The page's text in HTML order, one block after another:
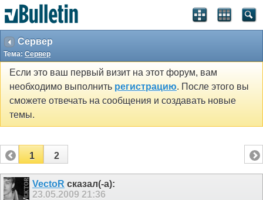
Сервер
Тема: Сервер
Если это ваш первый визит на этот форум, вам
необходимо выполнить регистрацию. После этого вы
сможете отвечать на сообщения и создавать новые
темы.
1 2
VectoR сказал(-а):
23.05.2009 21:36